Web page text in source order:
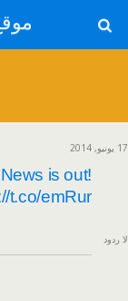
17 يونيو, 2014
is out!
t.co/emRur…
لا ردود